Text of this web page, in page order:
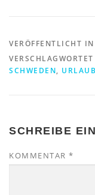
VERÖFFENTLICHT IN
SCHWEDEN, URLAUB
SCHREIBE
KOMMENTAR *